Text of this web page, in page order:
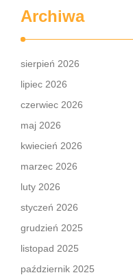
Archiwa
sierpień 2026
lipiec 2026
czerwiec 2026
maj 2026
kwiecień 2026
marzec 2026
luty 2026
styczeń 2026
grudzień 2025
listopad 2025
październik 2025